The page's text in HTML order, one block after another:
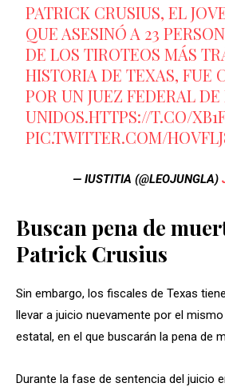
PATRICK CRUSIUS, EL
QUE ASESINÓ A 23
DE LOS TIROTEOS MÁS
HISTORIA DE TEXAS, FUE
POR UN JUEZ FEDERAL DE
UNIDOS.HTTPS://T.CO/
PIC.TWITTER.COM/
— IUSTITIA (@LEOJUNGLA)
Buscan pena de
Patrick Crusius
Sin embargo, los fiscales de Texas
llevar a juicio nuevamente por el
estatal, en el que buscarán la pena de
Durante la fase de sentencia del juicio